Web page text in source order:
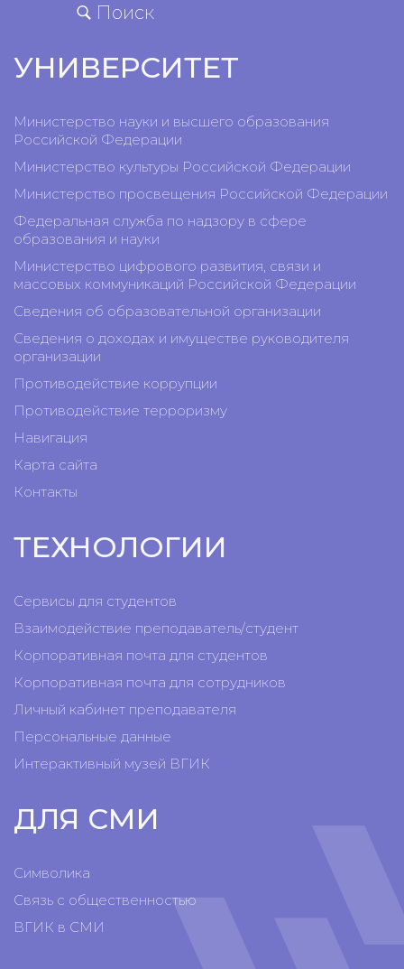
Поиск
УНИВЕРСИТЕТ
Министерство науки и высшего образования
Российской Федерации
Министерство культуры Российской Федерации
Министерство просвещения Российской Федерации
Федеральная служба по надзору в сфере
образования и науки
Министерство цифрового развития, связи и
массовых коммуникаций Российской Федерации
Сведения об образовательной организации
Сведения о доходах и имуществе руководителя
организации
Противодействие коррупции
Противодействие терроризму
Навигация
Карта сайта
Контакты
ТЕХНОЛОГИИ
Сервисы для студентов
Взаимодействие преподаватель/студент
Корпоративная почта для студентов
Корпоративная почта для сотрудников
Личный кабинет преподавателя
Персональные данные
Интерактивный музей ВГИК
ДЛЯ СМИ
Символика
Связь с общественностью
ВГИК в СМИ